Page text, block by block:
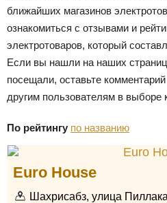
ближайших магазинов
ознакомиться с отзывами и
электротоваров, который
Если вы нашли на наших
посещали, оставьте
другим пользователям в выборе
По рейтингу по названию
Euro House
Шахрисабз, улица